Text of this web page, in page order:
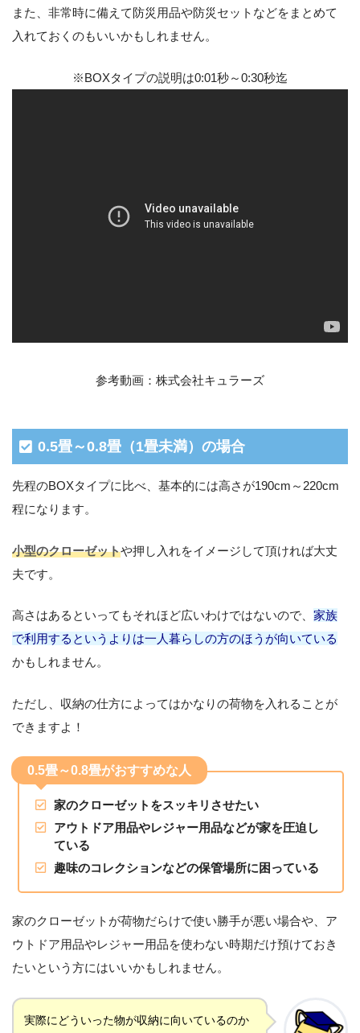
また、非常時に備えて防災用品や防災セットなどをまとめて
入れておくのもいいかもしれません。
※BOXタイプの説明は0:01秒～0:30秒迄
参考動画：株式会社キュラーズ
0.5畳～0.8畳（1畳未満）の場合
先程のBOXタイプに比べ、基本的には高さが190cm～220cm
程になります。
小型のクローゼットや押し入れをイメージして頂ければ大丈
夫です。
高さはあるといってもそれほど広いわけではないので、 家族
で利用するというよりは一人暮らしの方のほうが向いている
かもしれません。
ただし、収納の仕方によってはかなりの荷物を入れることが
できますよ！
0.5畳～0.8畳がおすすめな人
家のクローゼットをスッキリさせたい
アウトドア用品やレジャー用品などが家を圧迫し
ている
趣味のコレクションなどの保管場所に困っている
家のクローゼットが荷物だらけで使い勝手が悪い場合や、ア
ウトドア用品やレジャー用品を使わない時期だけ預けておき
たいという方にはいいかもしれません。
実際にどういった物が収納に向いているのか